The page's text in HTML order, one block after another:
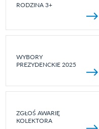
RODZINA 3+
WYBORY
PREZYDENCKIE 2025
ZGŁOŚ AWARIĘ
KOLEKTORA